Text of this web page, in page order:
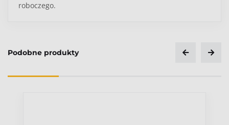
roboczego.
Podobne produkty